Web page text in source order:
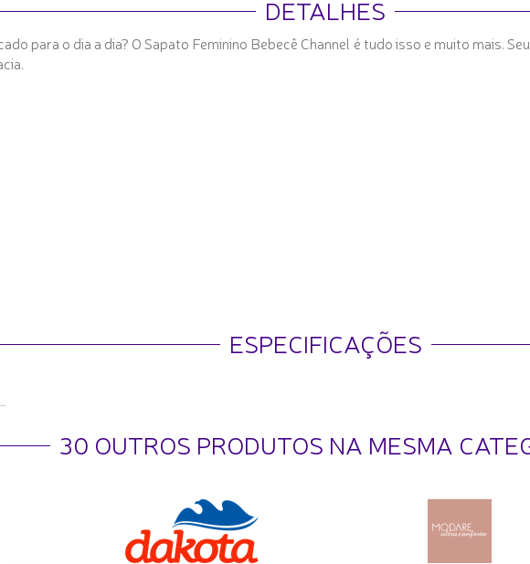
DETALHES
para o dia a dia? O Sapato Feminino Bebecê Channel é tudo isso e muito mais.
ESPECIFICAÇÕES
30 OUTROS PRODUTOS NA MESMA